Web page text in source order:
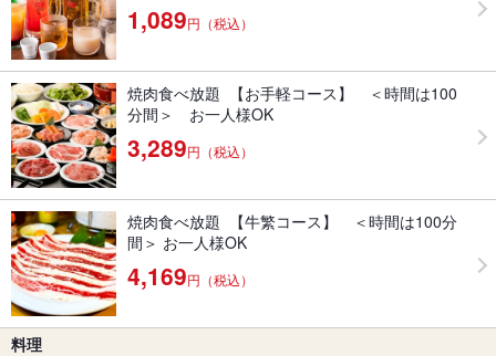
1,089円（税込）
焼肉食べ放題 【お手軽コース】 ＜時間は100
分間＞ お一人様OK
3,289円（税込）
焼肉食べ放題 【牛繁コース】 ＜時間は100分
間＞ お一人様OK
4,169円（税込）
料理